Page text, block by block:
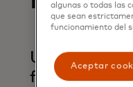
Unidos
fraude de
algunas o todas las
que sean
funcionamiento del
Aceptar